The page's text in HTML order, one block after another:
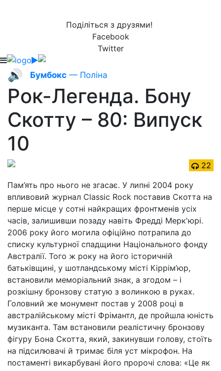
Поділіться з друзями!
Facebook
Twitter
🔊 Бумбокс — Поліна
Рок-Легенда. Бону
Скотту – 80: Випуск
10
22
Пам’ять про нього не згасає. У липні 2004 року
впливовий журнал Classic Rock поставив Скотта на
перше місце у сотні найкращих фронтменів усіх
часів, залишивши позаду навіть Фредді Мерк'юрі.
2006 року його могила офіційно потрапила до
списку культурної спадщини Національного фонду
Австралії. Того ж року на його історичній
батьківщині, у шотландському місті Кіррім’юр,
встановили меморіальний знак, а згодом – і
розкішну бронзову статую з волинкою в руках.
Головний же монумент постав у 2008 році в
австралійському місті Фрімантл, де пройшла юність
музиканта. Там встановили реалістичну бронзову
фігуру Бона Скотта, який, закинувши голову, стоїть
на підсилювачі й тримає біля уст мікрофон. На
постаменті викарбувані його пророчі слова: «Це як